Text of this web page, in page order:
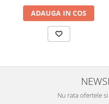
ADAUGA IN COS
Nu rata ofertele